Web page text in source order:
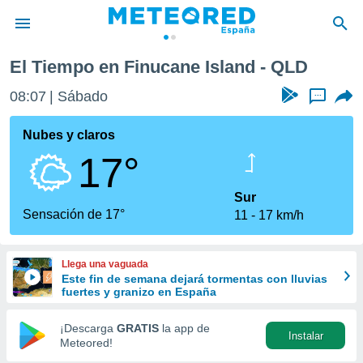
de
por
que se
calidad.
a este
las
y
forma
digital
basada
El Tiempo en Finucane Island - QLD
08:07 Sábado ...
Nubes y claros
17°
Sensación de 17°
Sur
11
17 km/h
Llega una vaguada
Este fin de semana dejará tormentas con lluvias
fuertes y granizo en España
¡Descarga GRATIS la app de
Meteored!
Instalar